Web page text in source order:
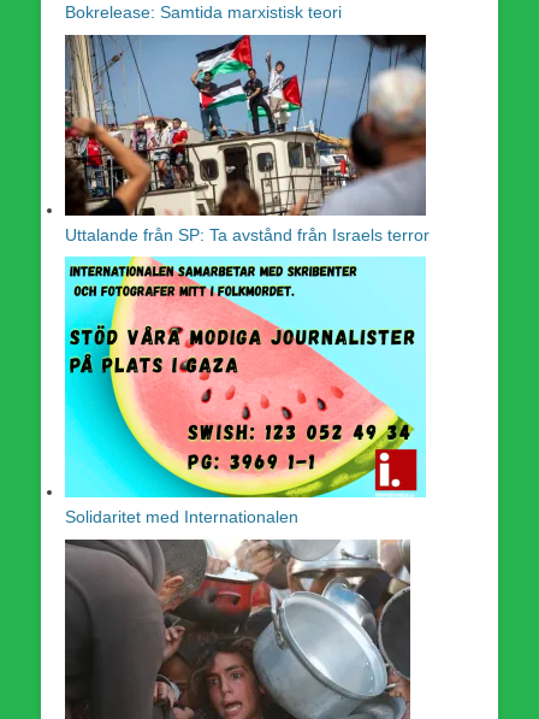
Bokrelease: Samtida marxistisk teori
Uttalande från SP: Ta avstånd från Israels terror
Solidaritet med Internationalen